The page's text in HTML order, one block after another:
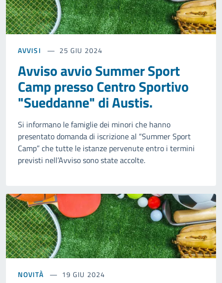
AVVISI 25 GIU 2024
Avviso avvio Summer Sport
Camp presso Centro Sportivo
"Sueddanne" di Austis.
Si informano le famiglie dei minori che hanno
presentato domanda di iscrizione al “Summer Sport
Camp” che tutte le istanze pervenute entro i termini
previsti nell’Avviso sono state accolte.
NOVITÀ 19 GIU 2024